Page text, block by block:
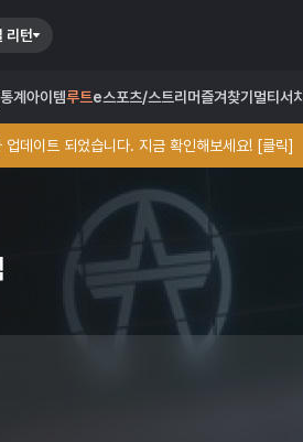
리턴
통계 아이템루트e스포츠/스트리머즐겨찾기 멀티서치
데이트 되었습니다. 지금 확인해보세요! [클릭]